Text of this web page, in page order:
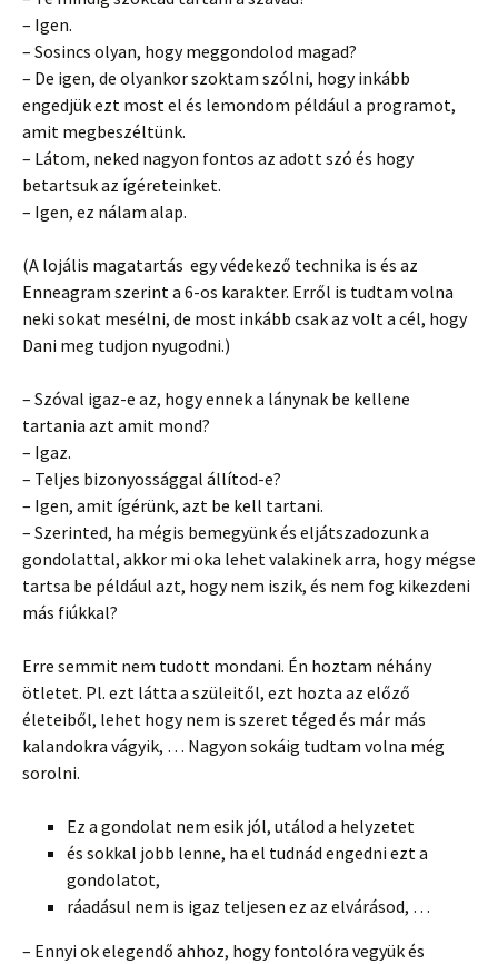
– Igen.
– Sosincs olyan, hogy meggondolod magad?
– De igen, de olyankor szoktam szólni, hogy inkább
engedjük ezt most el és lemondom például a programot,
amit megbeszéltünk.
– Látom, neked nagyon fontos az adott szó és hogy
betartsuk az ígéreteinket.
– Igen, ez nálam alap.
(A lojális magatartás egy védekező technika is és az
Enneagram szerint a 6-os karakter. Erről is tudtam volna
neki sokat mesélni, de most inkább csak az volt a cél, hogy
Dani meg tudjon nyugodni.)
– Szóval igaz-e az, hogy ennek a lánynak be kellene
tartania azt amit mond?
– Igaz.
– Teljes bizonyossággal állítod-e?
– Igen, amit ígérünk, azt be kell tartani.
– Szerinted, ha mégis bemegyünk és eljátszadozunk a
gondolattal, akkor mi oka lehet valakinek arra, hogy mégse
tartsa be például azt, hogy nem iszik, és nem fog kikezdeni
más fiúkkal?
Erre semmit nem tudott mondani. Én hoztam néhány
ötletet. Pl. ezt látta a szüleitől, ezt hozta az előző
életeiből, lehet hogy nem is szeret téged és már más
kalandokra vágyik, … Nagyon sokáig tudtam volna még
sorolni.
Ez a gondolat nem esik jól, utálod a helyzetet
és sokkal jobb lenne, ha el tudnád engedni ezt a
gondolatot,
ráadásul nem is igaz teljesen ez az elvárásod, …
– Ennyi ok elegendő ahhoz, hogy fontolóra vegyük és